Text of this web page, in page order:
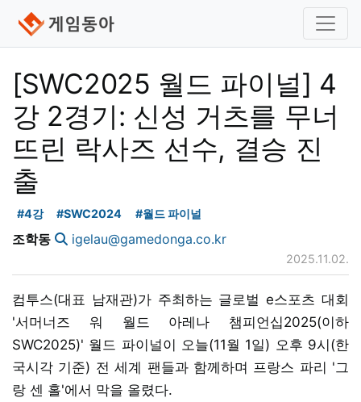
[SWC2025 월드 파이널] 4
강 2경기: 신성 거츠를 무너
뜨린 락사즈 선수, 결승 진
출
#4강 #SWC2024 #월드 파이널
조학동 igelau@gamedonga.co.kr
2025.11.02.
컴투스(대표 남재관)가 주최하는 글로벌 e스포츠 대회
'서머너즈 워 월드 아레나 챔피언십2025(이하
SWC2025)' 월드 파이널이 오늘(11월 1일) 오후 9시(한
국시각 기준) 전 세계 팬들과 함께하며 프랑스 파리 '그
랑 센 홀'에서 막을 올렸다.